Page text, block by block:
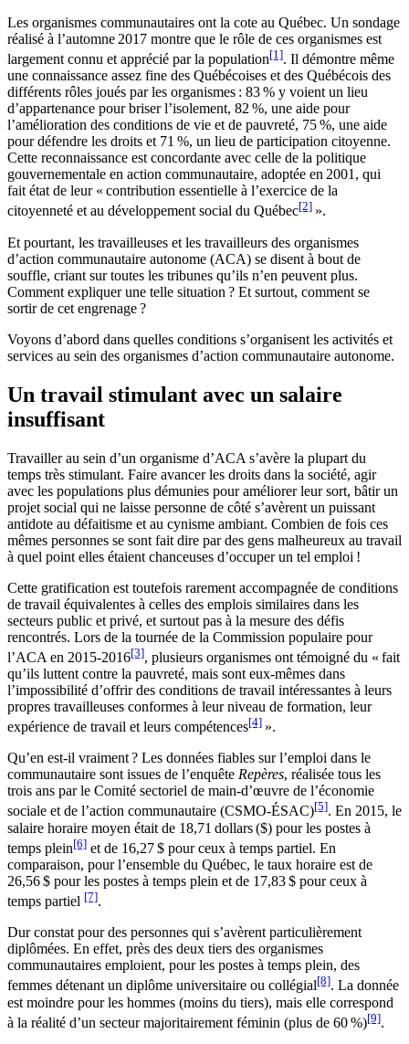
Les organismes communautaires ont la cote au Québec. Un sondage
réalisé à l’automne 2017 montre que le rôle de ces organismes est
largement connu et apprécié par la population[1]. Il démontre même
une connaissance assez fine des Québécoises et des Québécois des
différents rôles joués par les organismes : 83 % y voient un lieu
d’appartenance pour briser l’isolement, 82 %, une aide pour
l’amélioration des conditions de vie et de pauvreté, 75 %, une aide
pour défendre les droits et 71 %, un lieu de participation citoyenne.
Cette reconnaissance est concordante avec celle de la politique
gouvernementale en action communautaire, adoptée en 2001, qui
fait état de leur « contribution essentielle à l’exercice de la
citoyenneté et au développement social du Québec[2] ».
Et pourtant, les travailleuses et les travailleurs des organismes
d’action communautaire autonome (ACA) se disent à bout de
souffle, criant sur toutes les tribunes qu’ils n’en peuvent plus.
Comment expliquer une telle situation ? Et surtout, comment se
sortir de cet engrenage ?
Voyons d’abord dans quelles conditions s’organisent les activités et
services au sein des organismes d’action communautaire autonome.
Un travail stimulant avec un salaire
insuffisant
Travailler au sein d’un organisme d’ACA s’avère la plupart du
temps très stimulant. Faire avancer les droits dans la société, agir
avec les populations plus démunies pour améliorer leur sort, bâtir un
projet social qui ne laisse personne de côté s’avèrent un puissant
antidote au défaitisme et au cynisme ambiant. Combien de fois ces
mêmes personnes se sont fait dire par des gens malheureux au travail
à quel point elles étaient chanceuses d’occuper un tel emploi !
Cette gratification est toutefois rarement accompagnée de conditions
de travail équivalentes à celles des emplois similaires dans les
secteurs public et privé, et surtout pas à la mesure des défis
rencontrés. Lors de la tournée de la Commission populaire pour
l’ACA en 2015-2016[3], plusieurs organismes ont témoigné du « fait
qu’ils luttent contre la pauvreté, mais sont eux-mêmes dans
l’impossibilité d’offrir des conditions de travail intéressantes à leurs
propres travailleuses conformes à leur niveau de formation, leur
expérience de travail et leurs compétences[4] ».
Qu’en est-il vraiment ? Les données fiables sur l’emploi dans le
communautaire sont issues de l’enquête Repères, réalisée tous les
trois ans par le Comité sectoriel de main-d’œuvre de l’économie
sociale et de l’action communautaire (CSMO-ÉSAC)[5]. En 2015, le
salaire horaire moyen était de 18,71 dollars ($) pour les postes à
temps plein[6] et de 16,27 $ pour ceux à temps partiel. En
comparaison, pour l’ensemble du Québec, le taux horaire est de
26,56 $ pour les postes à temps plein et de 17,83 $ pour ceux à
temps partiel [7].
Dur constat pour des personnes qui s’avèrent particulièrement
diplômées. En effet, près des deux tiers des organismes
communautaires emploient, pour les postes à temps plein, des
femmes détenant un diplôme universitaire ou collégial[8]. La donnée
est moindre pour les hommes (moins du tiers), mais elle correspond
à la réalité d’un secteur majoritairement féminin (plus de 60 %)[9].